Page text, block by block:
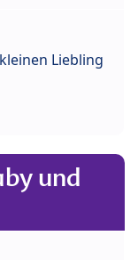
Liebling
und